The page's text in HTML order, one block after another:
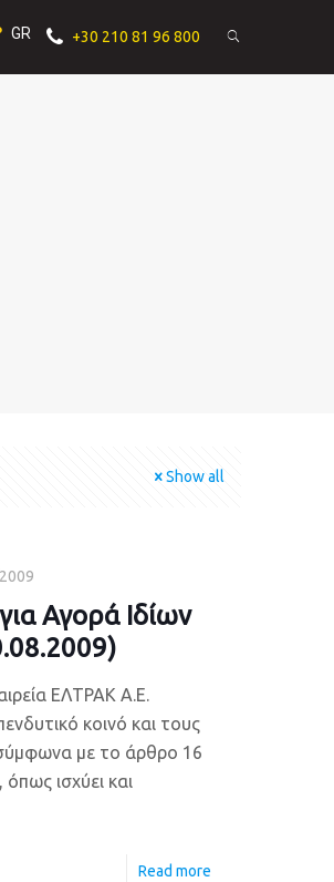
GR +30 210 81 96 800
Show all
Αγορά Ιδίων
ΕΛΤΡΑΚ Α.Ε.
κοινό και τους
με το άρθρο 16
ισχύει και
Read more